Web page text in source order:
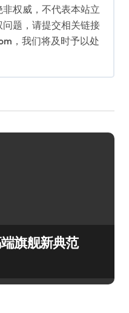
权威，不代表本站立
题，请提交相关链接
，我们将及时予以处
旗舰新典范